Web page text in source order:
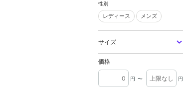
性別
レディース
レディース メンズ
メンズ
サイズ
価格
円 〜 円